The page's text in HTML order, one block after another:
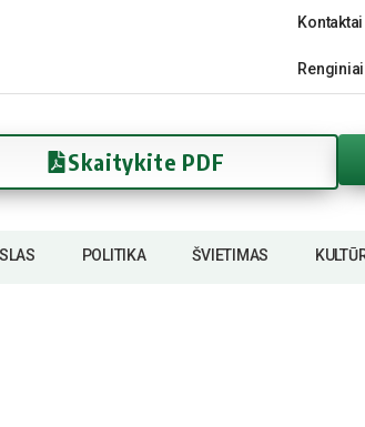
Kontaktai
Renginiai
Skaitykite PDF
POLITIKA ŠVIETIMAS